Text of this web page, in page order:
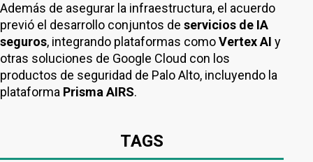
Además de asegurar la infraestructura, el acuerdo
previó el desarrollo conjuntos de servicios de IA
seguros, integrando plataformas comoVertex AI y
otras soluciones de Google Cloud con los
productos de seguridad de Palo Alto, incluyendo la
plataforma Prisma AIRS.
TAGS